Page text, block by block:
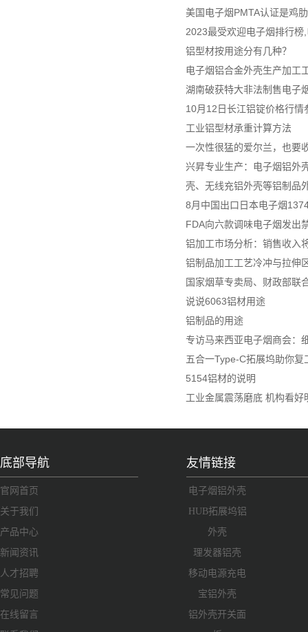
美国电子烟PMTA认证是鸡
2023最受欢迎电子烟排行榜
铝型材按用途分有几种？
电子烟铝合金外壳生产加工
湖南破获特大非法制售电子
10月12日长江铝锭价格行情
工业铝型材承重计算方法
一次性很猛的爱尔兰，也要
兴昇专业生产：电子烟铝外
壳、无线充铝外壳等铝制品
8月中国出口日本电子烟
FDA向六款调味电子烟发出
铝加工市场分析：销售收入
铝制品加工工艺冷冲与拉伸
国家烟草专卖局、财政部联
说说6063铝材用途
铝制品的用途
专访马来西亚电子烟商会：
五合一Type-C拓展坞助你
5154铝材的说明
工业金属震荡磨底 机构看
底部导航
官网首页
关于我们
产品中心
新闻资讯
人才招聘
常见问题
在线留言
友情链接
电子烟铝外壳
HUB拓展坞铝
外壳
理发器铝壳
移动电源充电
宝铝外壳
铝外壳开关面